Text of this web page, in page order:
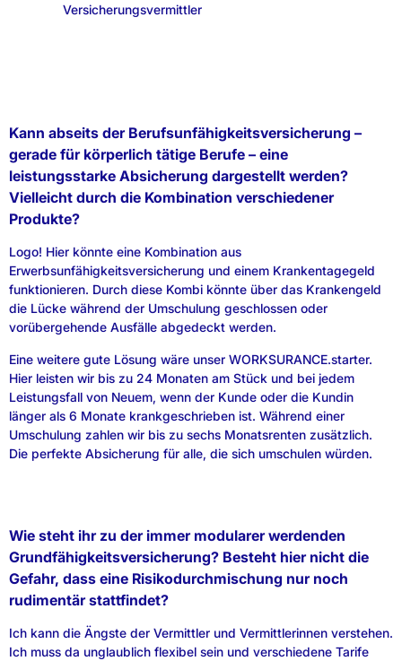
Versicherungsvermittler
Kann abseits der Berufsunfähigkeitsversicherung –
gerade für körperlich tätige Berufe – eine
leistungsstarke Absicherung dargestellt werden?
Vielleicht durch die Kombination verschiedener
Produkte?
Logo! Hier könnte eine Kombination aus
Erwerbsunfähigkeitsversicherung und einem Krankentagegeld
funktionieren. Durch diese Kombi könnte über das Krankengeld
die Lücke während der Umschulung geschlossen oder
vorübergehende Ausfälle abgedeckt werden.
Eine weitere gute Lösung wäre unser WORKSURANCE.starter.
Hier leisten wir bis zu 24 Monaten am Stück und bei jedem
Leistungsfall von Neuem, wenn der Kunde oder die Kundin
länger als 6 Monate krankgeschrieben ist. Während einer
Umschulung zahlen wir bis zu sechs Monatsrenten zusätzlich.
Die perfekte Absicherung für alle, die sich umschulen würden.
Wie steht ihr zu der immer modularer werdenden
Grundfähigkeitsversicherung? Besteht hier nicht die
Gefahr, dass eine Risikodurchmischung nur noch
rudimentär stattfindet?
Ich kann die Ängste der Vermittler und Vermittlerinnen verstehen.
Ich muss da unglaublich flexibel sein und verschiedene Tarife